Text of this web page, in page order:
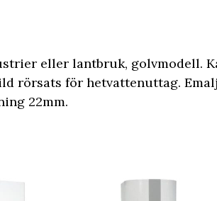
eller lantbruk, golvmodell.
rörsats för hetvattenuttag.
22mm.